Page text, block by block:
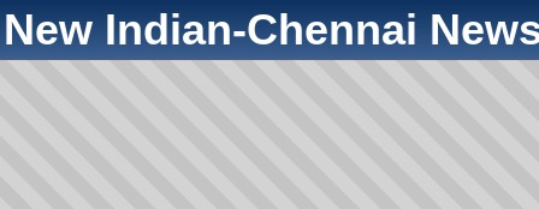
New Indian-Chennai